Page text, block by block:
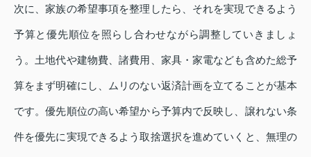
次に、家族の希望事項を整理したら、それを実現できるよう
予算と優先順位を照らし合わせながら調整していきましょ
う。土地代や建物費、諸費用、家具・家電なども含めた総予
算をまず明確にし、ムリのない返済計画を立てることが基本
です。優先順位の高い希望から予算内で反映し、譲れない条
件を優先に実現できるよう取捨選択を進めていくと、無理の